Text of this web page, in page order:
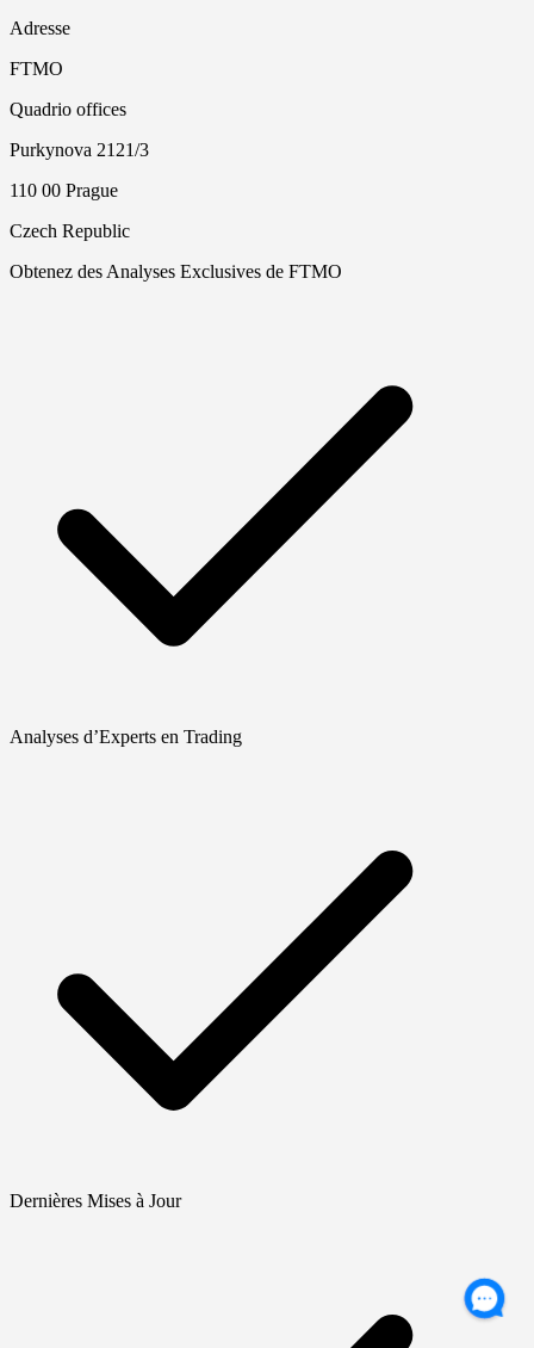
Adresse
FTMO
Quadrio offices
Purkynova 2121/3
110 00 Prague
Czech Republic
Obtenez des Analyses Exclusives de FTMO
Analyses d’Experts en Trading
Dernières Mises à Jour